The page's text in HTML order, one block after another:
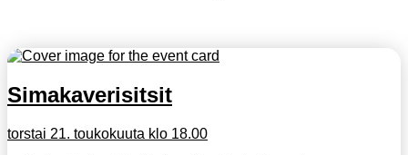
Simakaverisitsit
torstai 21. toukokuuta klo 18.00